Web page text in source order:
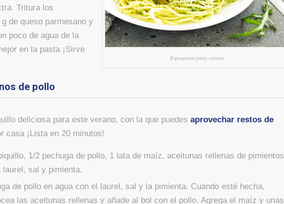
Espaguetis para verano
Tritura los
de queso parmesano y
poco de agua de la
en la pasta ¡Sirve
de pollo
deliciosa para este verano, con la que puedes aprovechar restos de
casa ¡Lista en 20 minutos!
1/2 pechuga de pollo, 1 lata de maíz, aceitunas rellenas de pimientos
sal y pimienta.
de pollo en agua con el laurel, sal y la pimienta. Cuando esté hecha,
las aceitunas rellenas y añade al bol con el pollo. Agrega el maíz y unas